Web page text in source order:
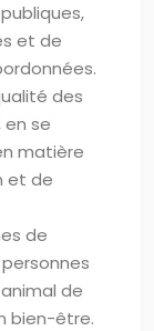
et de
des
se
matière
et de
de
de
bien-être.